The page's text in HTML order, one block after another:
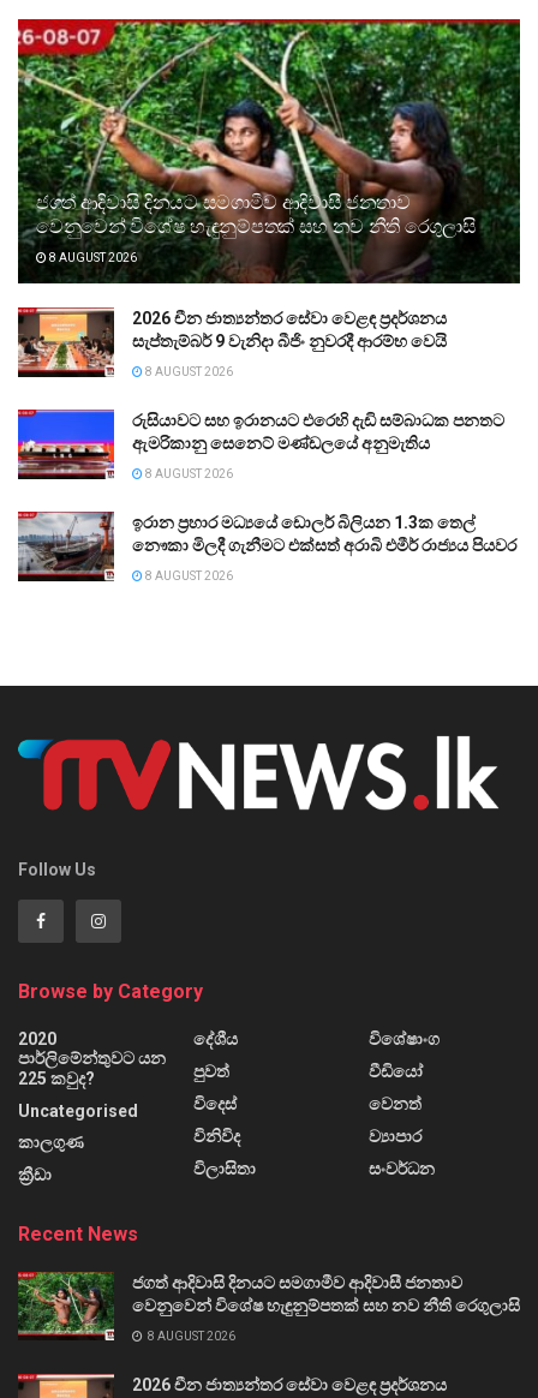
ජගත් ආදිවාසි දිනයට සමගාමීව ආදිවාසී ජනතාව
වෙනුවෙන් විශේෂ හැඳුනුම්පතක් සහ නව නීති රෙගුලාසි
8 AUGUST 2026
2026 චීන ජාත්‍යන්තර සේවා වෙළඳ ප්‍රදර්ශනය
සැප්තැම්බර් 9 වැනිදා බීජිං නුවරදී ආරම්භ වෙයි
8 AUGUST 2026
රුසියාවට සහ ඉරානයට එරෙහි දැඩි සම්බාධක පනතට
ඇමරිකානු සෙනෙට් මණ්ඩලයේ අනුමැතිය
8 AUGUST 2026
ඉරාන ප්‍රහාර මධ්‍යයේ ඩොලර් බිලියන 1.3ක තෙල්
නෞකා මිලදී ගැනීමට එක්සත් අරාබි එමීර් රාජ්‍යය පියවර
8 AUGUST 2026
Follow Us
Browse by Category
2020
පාර්ලිමේන්තුවට යන
225 කවුද?
Uncategorised
කාලගුණ
ක්‍රීඩා
දේශීය
පුවත්
විදෙස්
විනිවිද
විලාසිතා
විශේෂාංග
වීඩියෝ
වෙනත්
ව්‍යාපාර
සංවර්ධන
Recent News
ජගත් ආදිවාසි දිනයට සමගාමීව ආදිවාසී ජනතාව
වෙනුවෙන් විශේෂ හැඳුනුම්පතක් සහ නව නීති රෙගුලාසි
8 AUGUST 2026
2026 චීන ජාත්‍යන්තර සේවා වෙළඳ ප්‍රදර්ශනය